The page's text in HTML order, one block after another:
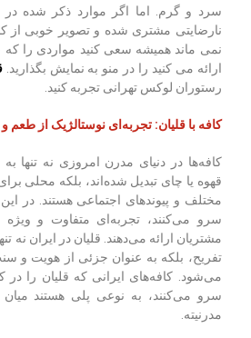
سرد و گرم. اما اگر موارد ذکر شده
نارضایتی مشتری شده و تصویر خوبی از
نمی ماند همیشه سعی کنید مواردی را که
ارائه می کنید را در منو به نمایش بگذارید.
رستوران لوکس تهرانی تجربه کنید.
کافه با قلیان: تجربه‌ای نوستالژیک از طعم
کافه‌ها در دنیای مدرن امروزی نه تنها
قهوه یا چای تبدیل شده‌اند، بلکه محلی
مختلف و پیوندهای اجتماعی هستند. در
سرو می‌کنند، تجربه‌ای متفاوت و ویژه
مشتریان ارائه می‌دهند. قلیان در ایران نه
تفریح، بلکه به عنوان جزئی از هویت و
می‌شود. کافه‌های ایرانی که قلیان را در
سرو می‌کنند، به نوعی پلی هستند
مدرنیته.